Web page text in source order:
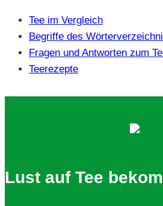
Tee im Vergleich
Begriffe des
Fragen und Antworten zum
Teerezepte
Lust auf Tee